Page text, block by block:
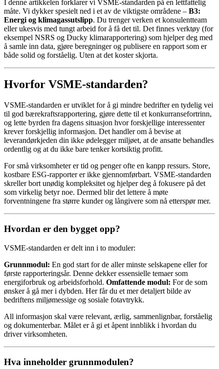
I denne artikkelen forklarer vi VSME-standarden på en lettfattelig
måte. Vi dykker spesielt ned i et av de viktigste områdene – B3:
Energi og klimagassutslipp. Du trenger verken et konsulentteam
eller ukesvis med tungt arbeid for å få det til. Det finnes verktøy (for
eksempel NSRS og Ducky klimarapportering) som hjelper deg med
å samle inn data, gjøre beregninger og publisere en rapport som er
både solid og forståelig. Uten at det koster skjorta.
Hvorfor VSME-standarden?
VSME-standarden er utviklet for å gi mindre bedrifter en tydelig vei
til god bærekraftsrapportering, gjøre dette til et konkurransefortrinn,
og lette byrden fra dagens situasjon hvor forskjellige interessenter
krever forskjellig informasjon. Det handler om å bevise at
leverandørkjeden din ikke ødelegger miljøet, at de ansatte behandles
ordentlig og at du ikke bare tenker kortsiktig profitt.
For små virksomheter er tid og penger ofte en kanpp ressurs. Store,
kostbare ESG-rapporter er ikke gjennomførbart. VSME-standarden
skreller bort unødig kompleksitet og hjelper deg å fokusere på det
som virkelig betyr noe. Dermed blir det lettere å møte
forventningene fra større kunder og långivere som nå etterspør mer.
Hvordan er den bygget opp?
VSME-standarden er delt inn i to moduler:
Grunnmodul: En god start for de aller minste selskapene eller for
første rapporteringsår. Denne dekker essensielle temaer som
energiforbruk og arbeidsforhold. Omfattende modul: For de som
ønsker å gå mer i dybden. Her får du et mer detaljert bilde av
bedriftens miljømessige og sosiale fotavtrykk.
All informasjon skal være relevant, ærlig, sammenlignbar, forståelig
og dokumenterbar. Målet er å gi et åpent innblikk i hvordan du
driver virksomheten.
Hva inneholder grunnmodulen?